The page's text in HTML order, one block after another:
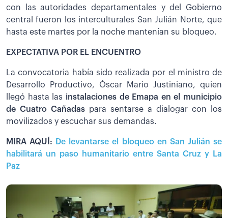
con las autoridades departamentales y del Gobierno
central fueron los interculturales San Julián Norte, que
hasta este martes por la noche mantenían su bloqueo.
EXPECTATIVA POR EL ENCUENTRO
La convocatoria había sido realizada por el ministro de
Desarrollo Productivo, Óscar Mario Justiniano, quien
llegó hasta las instalaciones de Emapa en el municipio
de Cuatro Cañadas para sentarse a dialogar con los
movilizados y escuchar sus demandas.
MIRA AQUÍ:
De levantarse el bloqueo en San Julián se
habilitará un paso humanitario entre Santa Cruz y La
Paz